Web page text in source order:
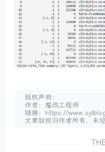
版权声明：
作者：魔改工程师
链接：https://
文章版权归作者所有，未